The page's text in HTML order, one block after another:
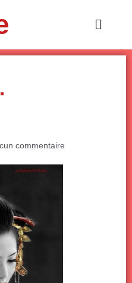
Main
commentaire